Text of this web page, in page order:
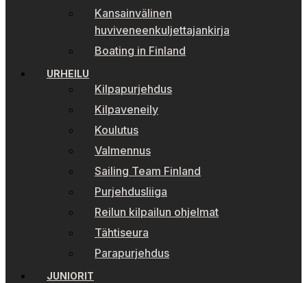
Kansainvälinen
huviveneenkuljettajankirja
Boating in Finland
URHEILU
Kilpapurjehdus
Kilpaveneily
Koulutus
Valmennus
Sailing Team Finland
Purjehdusliiga
Reilun kilpailun ohjelmat
Tähtiseura
Parapurjehdus
JUNIORIT